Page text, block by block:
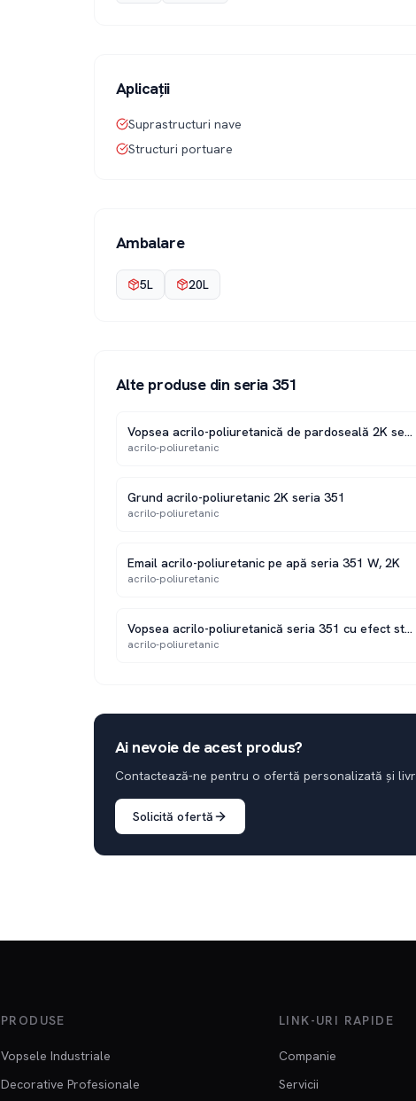
Aplicații
Suprastructuri nave
Structuri portuare
Ambalare
5L 20L
Alte produse din seria 351
Vopsea acrilo-poliuretanică de pardoseală 2K seria 351 P
acrilo-poliuretanic
Grund acrilo-poliuretanic 2K seria 351
acrilo-poliuretanic
Email acrilo-poliuretanic pe apă seria 351 W, 2K
acrilo-poliuretanic
Vopsea acrilo-poliuretanică seria 351 cu efect structurat 2K
acrilo-poliuretanic
Ai nevoie de acest produs?
Contactează-ne pentru o ofertă personalizată și
Solicită ofertă
PRODUSE
Vopsele Industriale
Decorative Profesionale
LINK-URI RAPIDE
Companie
Servicii